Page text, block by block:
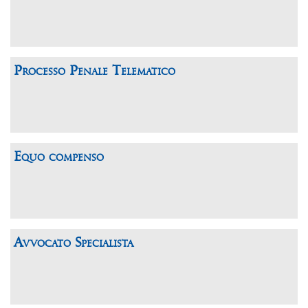
Processo Penale Telematico
Equo compenso
Avvocato Specialista